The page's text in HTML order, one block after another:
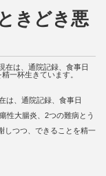
きどき悪
在は、通院記録、食事日
一杯生きています。
は、通院記録、食事日
性大腸炎、2つの難病とう
しつつ、できることを精一